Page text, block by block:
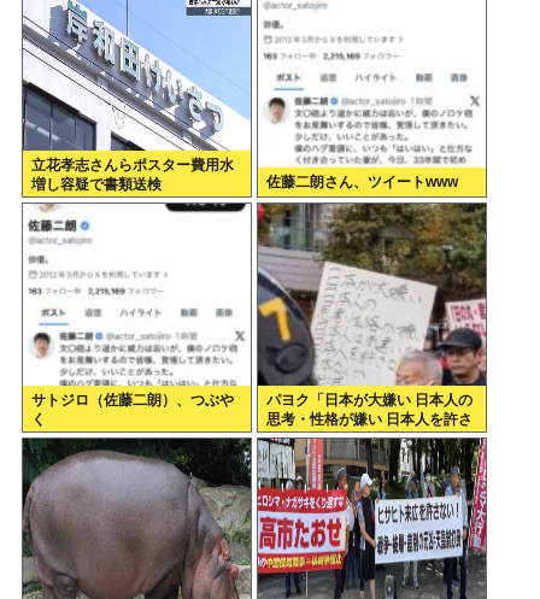
立花孝志さんらポスター費用水
増し容疑で書類送検
佐藤二朗さん、ツイートwww
サトジロ（佐藤二朗）、つぶや
く
パヨク「日本が大嫌い 日本人の
思考・性格が嫌い 日本人を許さ
ない 日本なんか消滅してほし
い」